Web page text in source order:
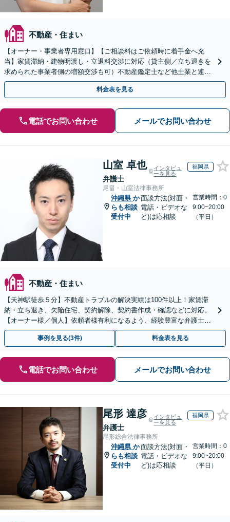
不動産・住まい
【オーナー・事業者専用窓口】【ご相談料はご依頼時に着手金へ充
当】家賃滞納・建物明渡し・立退料交渉に対応（貸主側／立ち退きを
求められた事業者側の増額交渉も可）不動産鑑定士など他士業と連携
しワンストップ解決
料金表を見る
電話でお問い合わせ メールでお問い合わせ
山室 卓也
弁護士
インタビュ
ーを見る
福岡県
尾畠・山室法律事務所
沖縄県 か
らも相談
受付中
面談方法(対面・
電話・ビデオな
ど)は応相談
営業時間：0
9:00~20:00
（平日）
不動産・住まい
【天神駅徒歩５分】不動産トラブルの解決実績は100件以上！家賃滞
納・立ち退き、欠陥住宅、契約解除、契約書作成・確認などに対応。
【オーナー様／個人】依頼者様有利になるよう、経験豊富な弁護士が
交渉いたします。まずは電話相談からお越しください
事例を見る(3件) 料金表を見る
電話でお問い合わせ メールでお問い合わせ
尾形 達彦
弁護士
インタビュ
ーを見る
福岡県
尾形総合法律事務所
沖縄県 か
らも相談
受付中
面談方法(対面・
電話・ビデオな
ど)は応相談
営業時間：0
9:00~20:00
（平日）